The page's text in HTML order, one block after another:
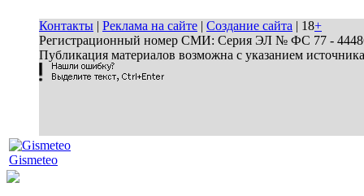
Контакты | Реклама на сайте | Создание сайта | 18+
Регистрационный номер СМИ: Серия ЭЛ № ФС 77 - 44486
Публикация материалов возможна с указанием
Gismeteo